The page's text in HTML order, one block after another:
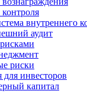
внутреннего
аудит
риски
инвесторов
капитал